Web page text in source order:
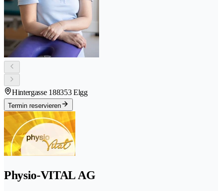
Hintergasse 188353 Elgg
Termin reservieren
Physio-VITAL AG